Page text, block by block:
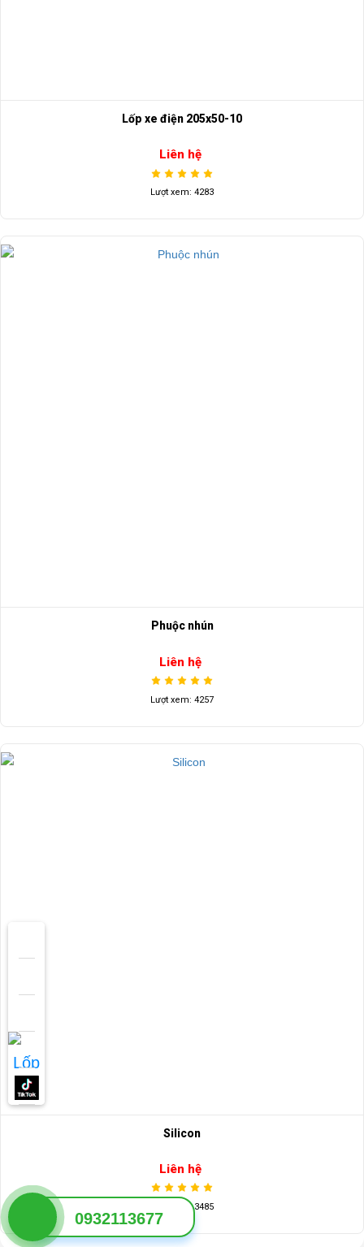
Lốp xe điện 205x50-10
Liên hệ
Lượt xem: 4283
Phuộc nhún
Liên hệ
Lượt xem: 4257
Silicon
Liên hệ
Lượt xem: 3485
0932113677